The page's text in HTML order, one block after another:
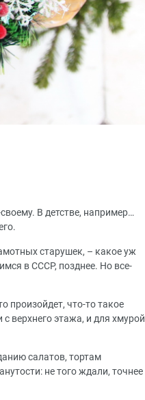
В детстве, например…
старушек, – какое уж
в СССР, позднее. Но все-
произойдет, что-то такое
верхнего этажа, и для хмурой
салатов, тортам
не того ждали, точнее